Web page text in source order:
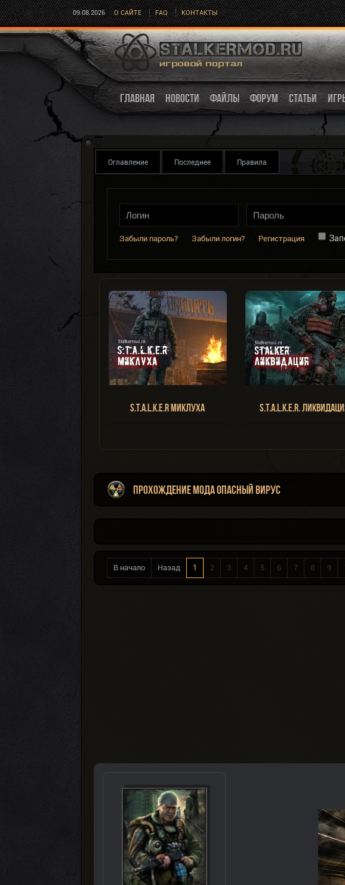
09.08.2026 О САЙТЕ FAQ КОНТАКТЫ
ГЛАВНАЯ НОВОСТИ ФАЙЛЫ ФОРУМ СТАТЬИ
Оглавление Последнее Правила
Забыли пароль? Забыли логин? Регистрация
S.T.A.L.K.E.R Миклуха S.T.A.L.K.E.R.
Прохождение мода Опасный Вирус
В начало Назад 1 2 3 4 5 6 7 8 9